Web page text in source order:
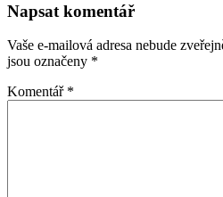
Napsat komentář
Vaše e-mailová adresa nebude
jsou označeny *
Komentář *